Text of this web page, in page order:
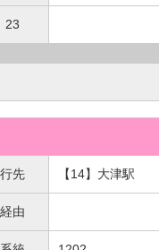
23
行先 【14】大津駅
経由